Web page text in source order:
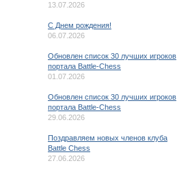
13.07.2026
C Днем рождения!
06.07.2026
Обновлен список 30 лучших игроков
портала Battle-Chess
01.07.2026
Обновлен список 30 лучших игроков
портала Battle-Chess
29.06.2026
Поздравляем новых членов клуба
Battle Chess
27.06.2026